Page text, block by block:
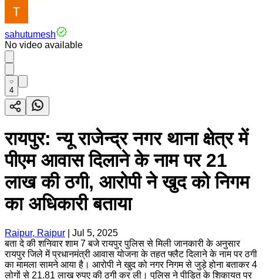
sahutumesh
No video available
4
रायपुर: न्यू राजेन्द्र नगर थाना क्षेत्र में
पीएम आवास दिलाने के नाम पर 21
लाख की ठगी, आरोपी ने खुद को निगम
का अधिकारी बताया
Raipur, Raipur
Jul 5, 2025
बता दे की शनिवार शाम 7 बजे रायपुर पुलिस से मिली जानकारी के अनुसार
रायपुर जिले में प्रधानमंत्री आवास योजना के तहत फ्लैट दिलाने के नाम पर ठगी
का मामला सामने आया है। आरोपी ने खुद को नगर निगम से जुड़े होना बताकर 4
लोगों से 21.81 लाख रुपए की ठगी कर ली। पुलिस ने पीड़ित के शिकायत पर